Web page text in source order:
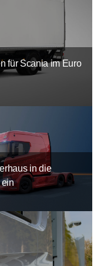
für Scania im Euro
in die